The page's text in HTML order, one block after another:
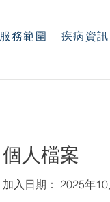
服務範圍 疾病資訊
個人檔案
加入日期： 2025年